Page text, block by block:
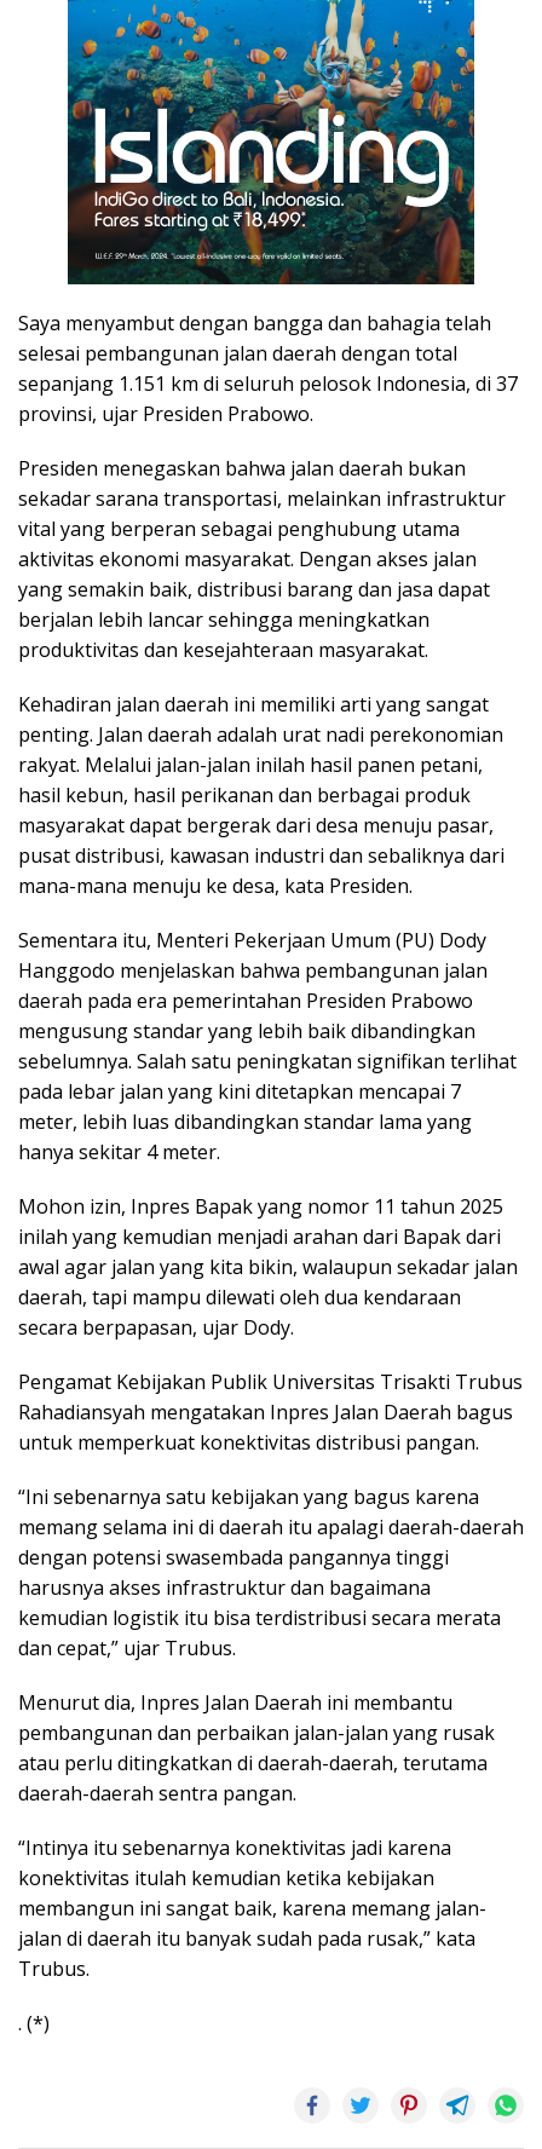
Saya menyambut dengan bangga dan bahagia telah
selesai pembangunan jalan daerah dengan total
sepanjang 1.151 km di seluruh pelosok Indonesia, di 37
provinsi, ujar Presiden Prabowo.
Presiden menegaskan bahwa jalan daerah bukan
sekadar sarana transportasi, melainkan infrastruktur
vital yang berperan sebagai penghubung utama
aktivitas ekonomi masyarakat. Dengan akses jalan
yang semakin baik, distribusi barang dan jasa dapat
berjalan lebih lancar sehingga meningkatkan
produktivitas dan kesejahteraan masyarakat.
Kehadiran jalan daerah ini memiliki arti yang sangat
penting. Jalan daerah adalah urat nadi perekonomian
rakyat. Melalui jalan-jalan inilah hasil panen petani,
hasil kebun, hasil perikanan dan berbagai produk
masyarakat dapat bergerak dari desa menuju pasar,
pusat distribusi, kawasan industri dan sebaliknya dari
mana-mana menuju ke desa, kata Presiden.
Sementara itu, Menteri Pekerjaan Umum (PU) Dody
Hanggodo menjelaskan bahwa pembangunan jalan
daerah pada era pemerintahan Presiden Prabowo
mengusung standar yang lebih baik dibandingkan
sebelumnya. Salah satu peningkatan signifikan terlihat
pada lebar jalan yang kini ditetapkan mencapai 7
meter, lebih luas dibandingkan standar lama yang
hanya sekitar 4 meter.
Mohon izin, Inpres Bapak yang nomor 11 tahun 2025
inilah yang kemudian menjadi arahan dari Bapak dari
awal agar jalan yang kita bikin, walaupun sekadar jalan
daerah, tapi mampu dilewati oleh dua kendaraan
secara berpapasan, ujar Dody.
Pengamat Kebijakan Publik Universitas Trisakti Trubus
Rahadiansyah mengatakan Inpres Jalan Daerah bagus
untuk memperkuat konektivitas distribusi pangan.
“Ini sebenarnya satu kebijakan yang bagus karena
memang selama ini di daerah itu apalagi daerah-daerah
dengan potensi swasembada pangannya tinggi
harusnya akses infrastruktur dan bagaimana
kemudian logistik itu bisa terdistribusi secara merata
dan cepat,” ujar Trubus.
Menurut dia, Inpres Jalan Daerah ini membantu
pembangunan dan perbaikan jalan-jalan yang rusak
atau perlu ditingkatkan di daerah-daerah, terutama
daerah-daerah sentra pangan.
“Intinya itu sebenarnya konektivitas jadi karena
konektivitas itulah kemudian ketika kebijakan
membangun ini sangat baik, karena memang jalan-
jalan di daerah itu banyak sudah pada rusak,” kata
Trubus.
. (*)